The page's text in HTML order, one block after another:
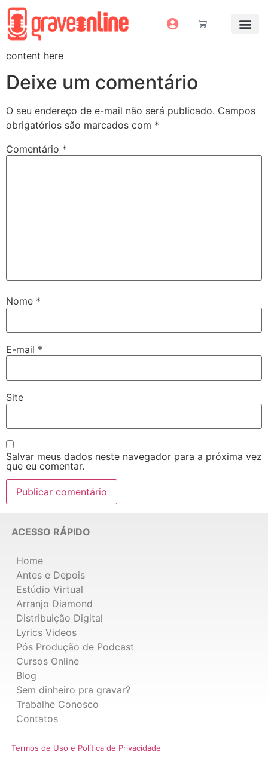
content here
Deixe um comentário
O seu endereço de e-mail não será publicado. Campos
obrigatórios são marcados com *
Comentário *
Nome *
E-mail *
Site
Salvar meus dados neste navegador para a próxima vez
que eu comentar.
ACESSO RÁPIDO
Home
Antes e Depois
Estúdio Virtual
Arranjo Diamond
Distribuição Digital
Lyrics Videos
Pós Produção de Podcast
Cursos Online
Blog
Sem dinheiro pra gravar?
Trabalhe Conosco
Contatos
Termos de Uso e Política de Privacidade